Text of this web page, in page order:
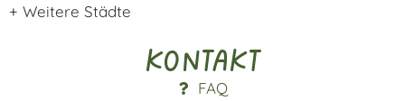
+ Weitere Städte
Kontakt
FAQ